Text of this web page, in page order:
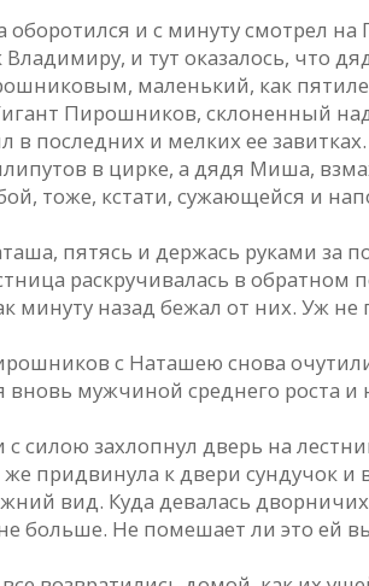
и с минуту смотрел
и тут оказалось, что
маленький, как
Пирошников, склоненный
в последних и мелких ее
в цирке, а дядя Миша,
тоже, кстати, сужающейся и
пятясь и держась руками за
раскручивалась в
минуту назад бежал от них. Уж не
с Наташею снова
вновь мужчиной среднего роста
силою захлопнул дверь на
придвинула к двери сундучок и
вид. Куда девалась
больше. Не помешает ли это ей